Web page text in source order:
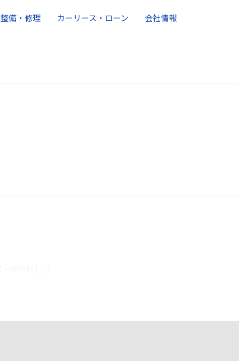
整備・修理 カーリース・ローン 会社情報